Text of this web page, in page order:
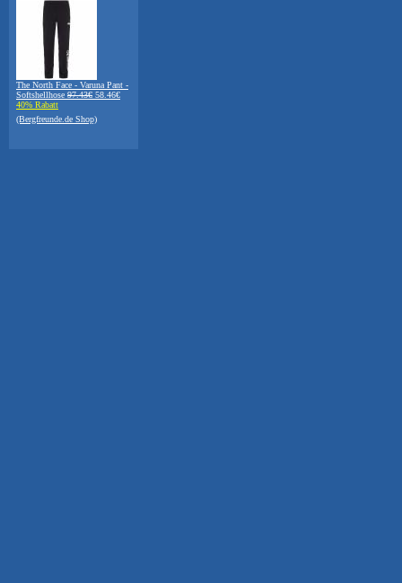
The North Face - Varuna Pant -
Softshellhose 97.43€ 58.46€
40% Rabatt
(Bergfreunde.de Shop)